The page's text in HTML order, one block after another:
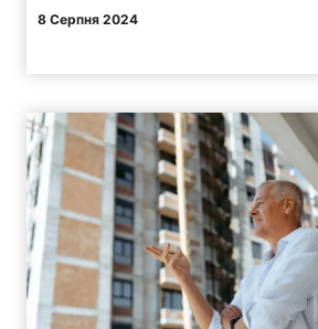
8 Серпня 2024